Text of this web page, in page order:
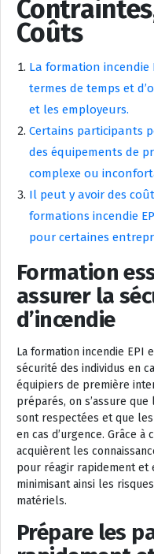
Coûts
La formation
termes de temps et
et les employeurs.
Certains participants
des équipements de
complexe ou
Il peut y avoir des
formations incendie
pour certaines
Formation
assurer la
d’incendie
La formation incendie
sécurité des individus en
équipiers de première
préparés, on s’assure
sont respectées et que
en cas d’urgence. Grâce
acquièrent les
pour réagir rapidement et
minimisant ainsi les
matériels.
Prépare les